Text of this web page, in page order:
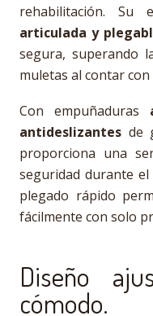
rehabilitación. Su
articulada y
segura, superando
muletas al contar
Con empuñaduras
antideslizantes de
proporciona una
seguridad durante el
plegado rápido
fácilmente con solo
Diseño
cómodo.